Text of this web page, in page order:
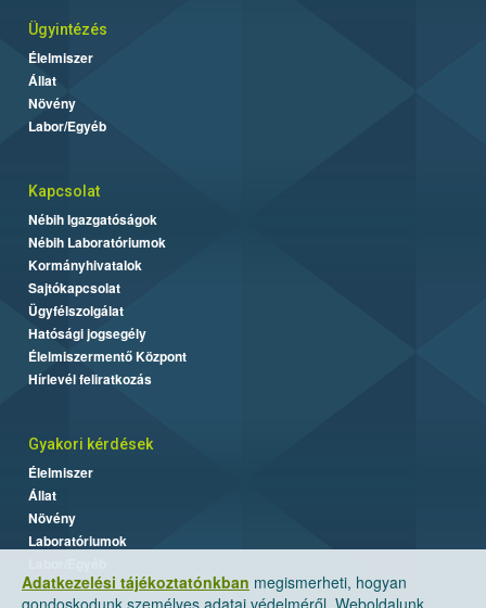
Adatkezelési tájékoztatónkban megismerheti, hogyan
gondoskodunk személyes adatai védelméről. Weboldalunk
Ügyintézés
Élelmiszer
Állat
Növény
Labor/Egyéb
Kapcsolat
Nébih Igazgatóságok
Nébih Laboratóriumok
Kormányhivatalok
Sajtókapcsolat
Ügyfélszolgálat
Hatósági jogsegély
Élelmiszermentő Központ
Hírlevél feliratkozás
Gyakori kérdések
Élelmiszer
Állat
Növény
Laboratóriumok